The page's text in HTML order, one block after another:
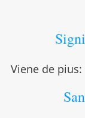
Viene de